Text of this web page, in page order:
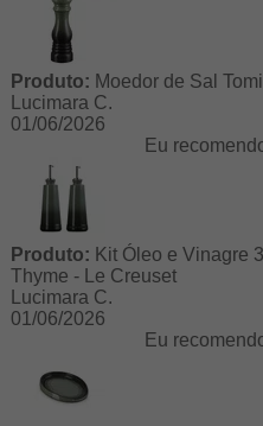
Produto: Moedor de Sal
Lucimara C.
01/06/2026
Eu
Produto: Kit Óleo e Vinagre
Thyme - Le Creuset
Lucimara C.
01/06/2026
Eu